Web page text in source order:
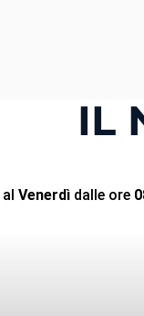
IL
al Venerdì dalle ore